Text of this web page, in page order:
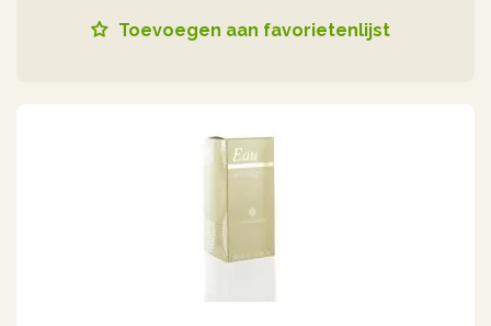
Toevoegen aan favorietenlijst